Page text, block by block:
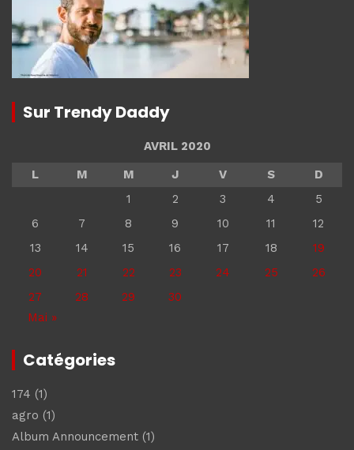
Sur Trendy Daddy
AVRIL 2020
L
M M J V S
D
1
2 3 4
5
6
7 8 9 10 11
12
13
14 15 16 17 18
19
20
21 22 23 24 25
26
27
28 29
30
Mai »
Catégories
174 (1)
agro (1)
Album Announcement (1)